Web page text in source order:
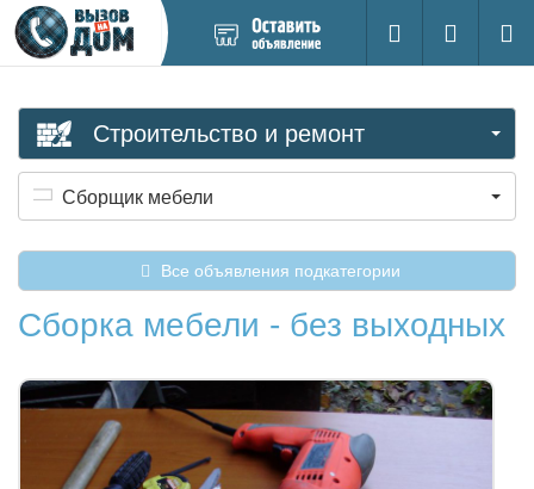
новое
Поиск
Вход на
Строительство и ремонт
Сборщик мебели
Все объявления подкатегории
Сборка мебели - без выходных